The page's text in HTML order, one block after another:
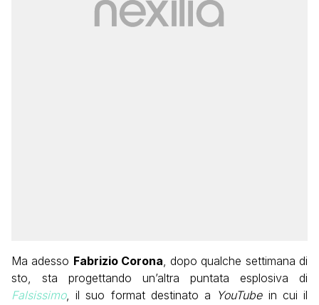
Ma adesso Fabrizio Corona , dopo qualche settimana di
sto, sta progettando un’altra puntata esplosiva di
Falsissimo, il suo format destinato a YouTubein cui il